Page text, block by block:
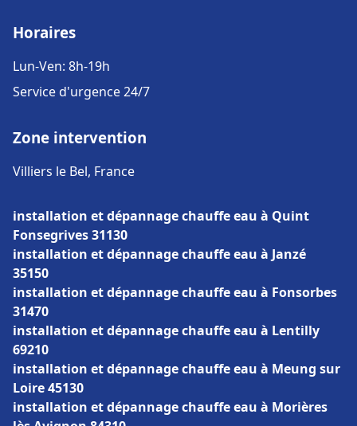
Horaires
Lun-Ven: 8h-19h
Service d'urgence 24/7
Zone intervention
Villiers le Bel, France
installation et dépannage chauffe eau à Quint
Fonsegrives 31130
installation et dépannage chauffe eau à Janzé
35150
installation et dépannage chauffe eau à Fonsorbes
31470
installation et dépannage chauffe eau à Lentilly
69210
installation et dépannage chauffe eau à Meung sur
Loire 45130
installation et dépannage chauffe eau à Morières